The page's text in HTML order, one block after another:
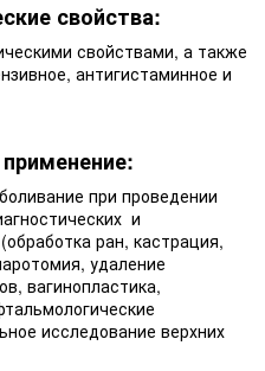
свойства:
свойствами, а также
антигистаминное и
при проведении
и
ран, кастрация,
удаление
вагинопластика,
исследование верхних